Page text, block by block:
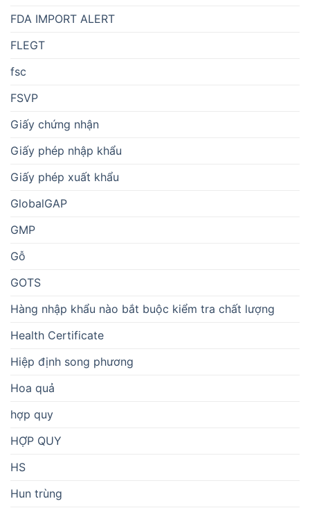
FDA IMPORT ALERT
FLEGT
fsc
FSVP
Giấy chứng nhận
Giấy phép nhập khẩu
Giấy phép xuất khẩu
GlobalGAP
GMP
Gỗ
GOTS
Hàng nhập khẩu nào bắt buộc kiểm tra chất lượng
Health Certificate
Hiệp định song phương
Hoa quả
hợp quy
HỢP QUY
HS
Hun trùng